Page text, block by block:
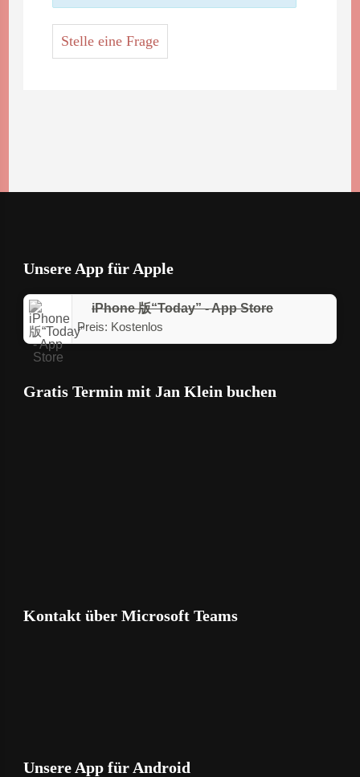
Stelle eine Frage
Unsere App für Apple
iPhone 版“Today” - App Store
Preis: Kostenlos
Gratis Termin mit Jan Klein buchen
Kontakt über Microsoft Teams
Unsere App für Android